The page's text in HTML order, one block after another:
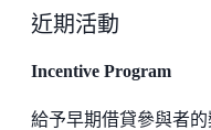
近期活動
Incentive Program
給予早期借貸參與者